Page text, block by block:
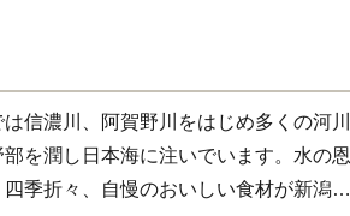
信濃川、阿賀野川をはじめ多くの河川
を潤し日本海に注いでいます。水の恩
季折々、自慢のおいしい食材が新潟か